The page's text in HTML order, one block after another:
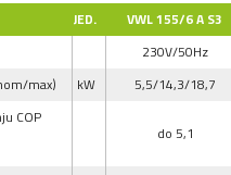
JED.
VWL 155/6 A S3
230V/50Hz
max)
kW
5,5/14,3/18,7
COP
do 5,1